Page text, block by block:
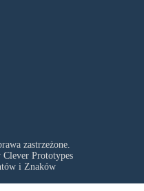
zastrzeżone.
Clever Prototypes
i Znaków